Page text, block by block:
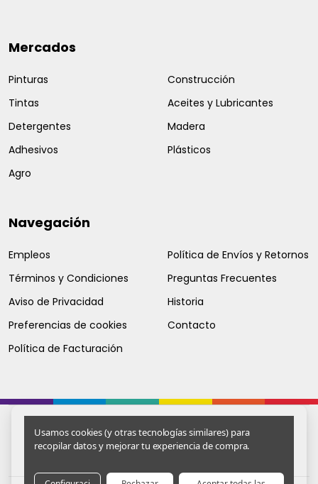
Mercados
Pinturas
Tintas
Detergentes
Adhesivos
Agro
Construcción
Aceites y Lubricantes
Madera
Plásticos
Navegación
Empleos
Términos y Condiciones
Aviso de Privacidad
Preferencias de cookies
Política de Facturación
Política de Envíos y Retornos
Preguntas Frecuentes
Historia
Contacto
Usamos cookies (y otras tecnologías similares) para
recopilar datos y mejorar tu experiencia de compra.